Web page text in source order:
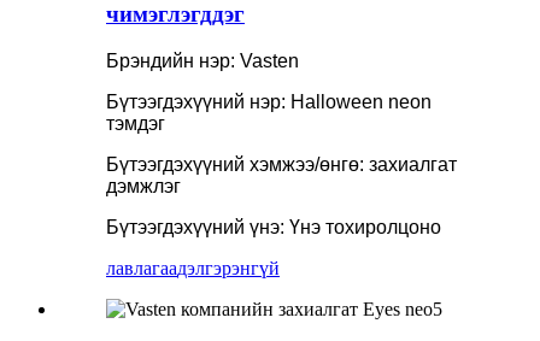
чимэглэгддэг
Брэндийн нэр: Vasten
Бүтээгдэхүүний нэр: Halloween neon
тэмдэг
Бүтээгдэхүүний хэмжээ/өнгө: захиалгат
дэмжлэг
Бүтээгдэхүүний үнэ: Үнэ тохиролцоно
лавлагаадэлгэрэнгүй